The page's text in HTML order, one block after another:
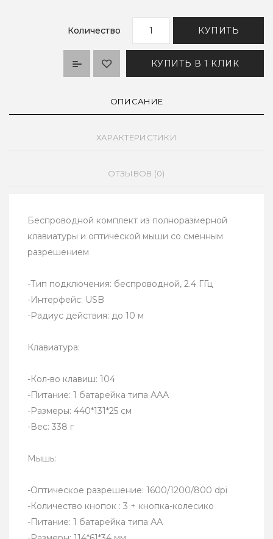
Количество КУПИТЬ
КУПИТЬ В 1 КЛИК
ОПИСАНИЕ
ХАРАКТЕРИСТИКИ
ОТЗЫВОВ (0)
Беспроводной комплект из полноразмерной
клавиатуры и оптической мыши со сменным
разрешением
-Тип подключения: беспроводной, 2.4 ГГц
-Интерфейс: USB
-Радиус действия: до 10 м
Клавиатура:
-Кол-во клавиш: 104
-Питание: 1 батарейка типа ААА
-Размеры: 440*131*25 см
-Вес: 338 г
Мышь:
-Оптическое разрешение: 1600/1200/800 dpi
-Количество кнопок : 3 + кнопка-колесико
-Питание: 1 батарейка типа АА